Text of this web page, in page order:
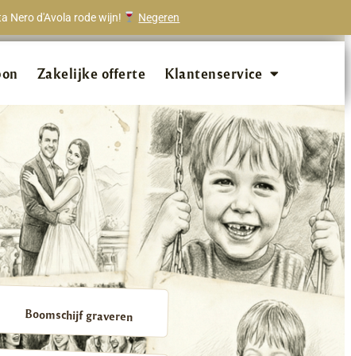
Nero d'Avola rode wijn! Negeren
klanten beveelt ons aan!
Zakelijke offerte Klantenservice
Boomschijf graveren